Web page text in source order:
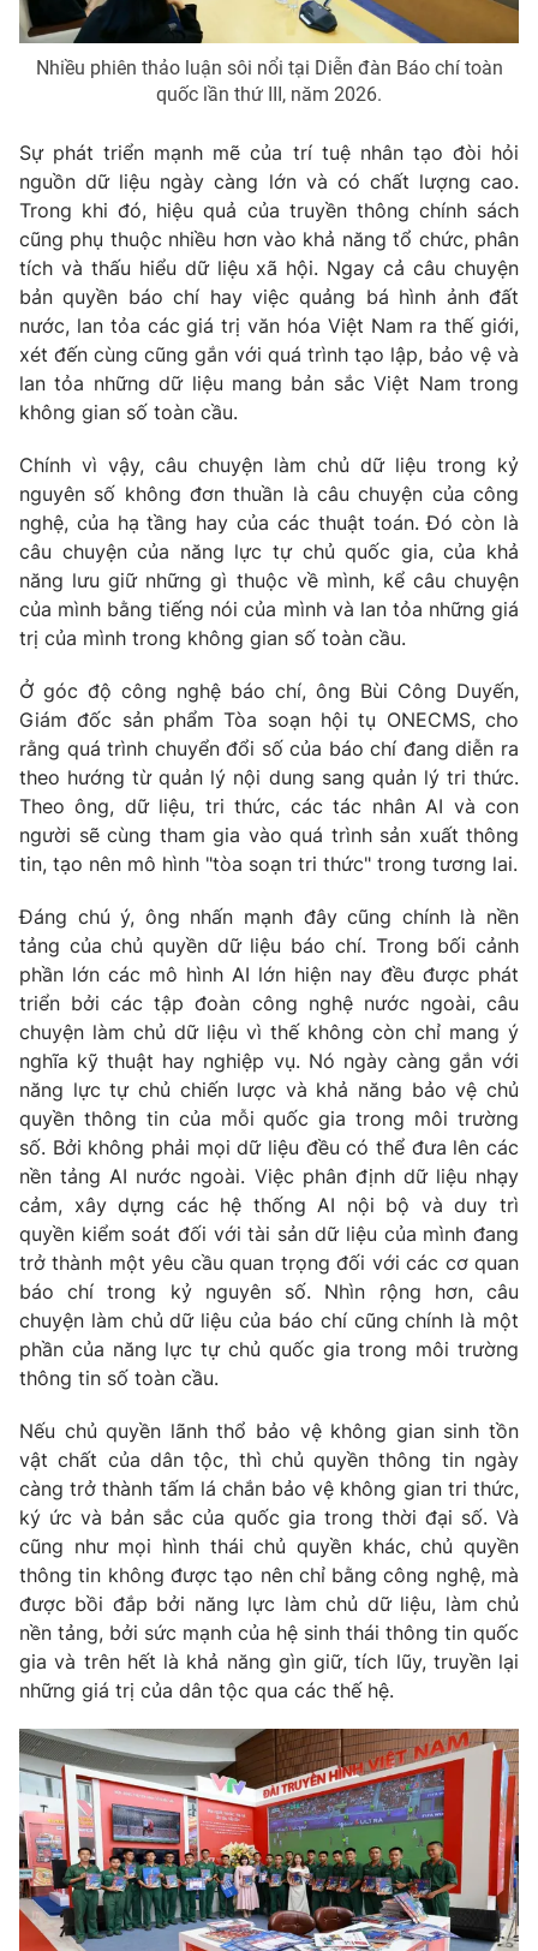
Nhiều phiên thảo luận sôi nổi tại Diễn đàn Báo chí toàn
quốc lần thứ III, năm 2026.
Sự phát triển mạnh mẽ của trí tuệ nhân tạo đòi hỏi
nguồn dữ liệu ngày càng lớn và có chất lượng cao.
Trong khi đó, hiệu quả của truyền thông chính sách
cũng phụ thuộc nhiều hơn vào khả năng tổ chức, phân
tích và thấu hiểu dữ liệu xã hội. Ngay cả câu chuyện
bản quyền báo chí hay việc quảng bá hình ảnh đất
nước, lan tỏa các giá trị văn hóa Việt Nam ra thế giới,
xét đến cùng cũng gắn với quá trình tạo lập, bảo vệ và
lan tỏa những dữ liệu mang bản sắc Việt Nam trong
không gian số toàn cầu.
Chính vì vậy, câu chuyện làm chủ dữ liệu trong kỷ
nguyên số không đơn thuần là câu chuyện của công
nghệ, của hạ tầng hay của các thuật toán. Đó còn là
câu chuyện của năng lực tự chủ quốc gia, của khả
năng lưu giữ những gì thuộc về mình, kể câu chuyện
của mình bằng tiếng nói của mình và lan tỏa những giá
trị của mình trong không gian số toàn cầu.
Ở góc độ công nghệ báo chí, ông Bùi Công Duyến,
Giám đốc sản phẩm Tòa soạn hội tụ ONECMS, cho
rằng quá trình chuyển đổi số của báo chí đang diễn ra
theo hướng từ quản lý nội dung sang quản lý tri thức.
Theo ông, dữ liệu, tri thức, các tác nhân AI và con
người sẽ cùng tham gia vào quá trình sản xuất thông
tin, tạo nên mô hình "tòa soạn tri thức" trong tương lai.
Đáng chú ý, ông nhấn mạnh đây cũng chính là nền
tảng của chủ quyền dữ liệu báo chí. Trong bối cảnh
phần lớn các mô hình AI lớn hiện nay đều được phát
triển bởi các tập đoàn công nghệ nước ngoài, câu
chuyện làm chủ dữ liệu vì thế không còn chỉ mang ý
nghĩa kỹ thuật hay nghiệp vụ. Nó ngày càng gắn với
năng lực tự chủ chiến lược và khả năng bảo vệ chủ
quyền thông tin của mỗi quốc gia trong môi trường
số. Bởi không phải mọi dữ liệu đều có thể đưa lên các
nền tảng AI nước ngoài. Việc phân định dữ liệu nhạy
cảm, xây dựng các hệ thống AI nội bộ và duy trì
quyền kiểm soát đối với tài sản dữ liệu của mình đang
trở thành một yêu cầu quan trọng đối với các cơ quan
báo chí trong kỷ nguyên số. Nhìn rộng hơn, câu
chuyện làm chủ dữ liệu của báo chí cũng chính là một
phần của năng lực tự chủ quốc gia trong môi trường
thông tin số toàn cầu.
Nếu chủ quyền lãnh thổ bảo vệ không gian sinh tồn
vật chất của dân tộc, thì chủ quyền thông tin ngày
càng trở thành tấm lá chắn bảo vệ không gian tri thức,
ký ức và bản sắc của quốc gia trong thời đại số. Và
cũng như mọi hình thái chủ quyền khác, chủ quyền
thông tin không được tạo nên chỉ bằng công nghệ, mà
được bồi đắp bởi năng lực làm chủ dữ liệu, làm chủ
nền tảng, bởi sức mạnh của hệ sinh thái thông tin quốc
gia và trên hết là khả năng gìn giữ, tích lũy, truyền lại
những giá trị của dân tộc qua các thế hệ.